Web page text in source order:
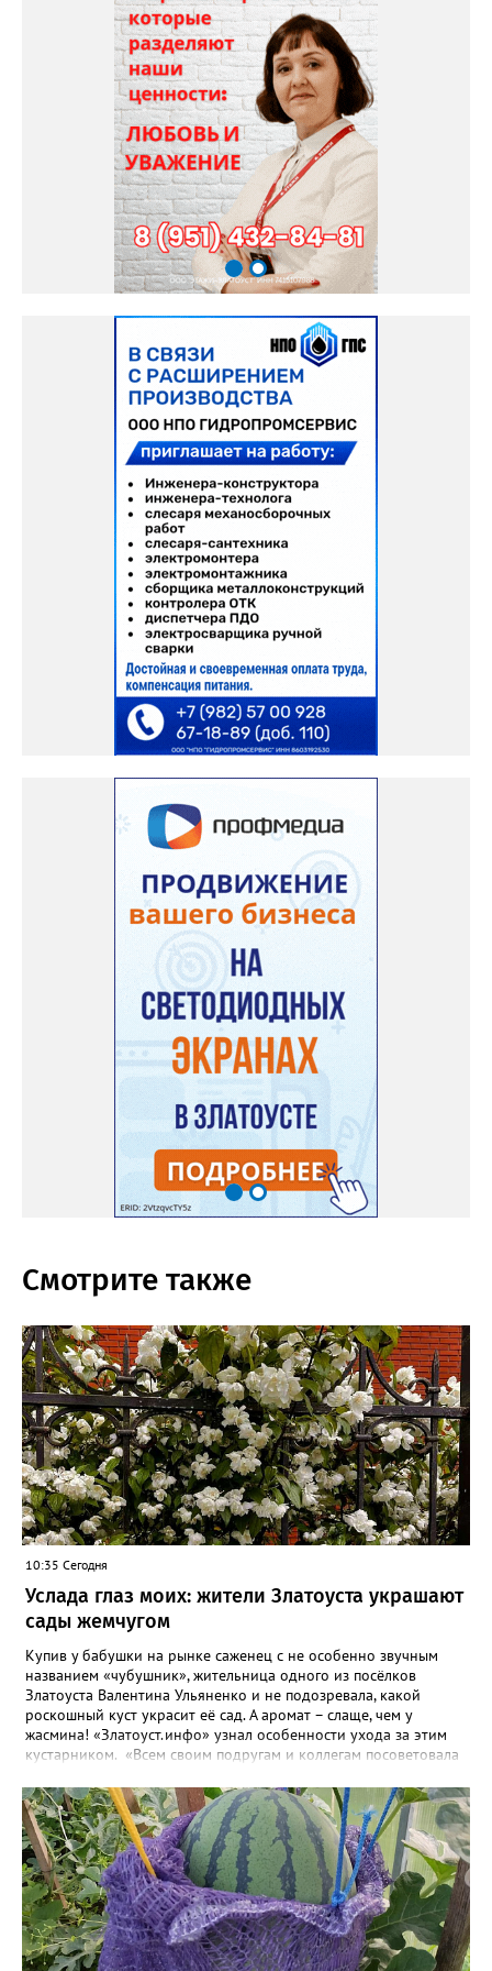
Смотрите также
10:35 Сегодня
Услада глаз моих: жители Златоуста украшают
сады жемчугом
Купив у бабушки на рынке саженец с не особенно звучным
названием «чубушник», жительница одного из посёлков
Златоуста Валентина Ульяненко и не подозревала, какой
роскошный куст украсит её сад. А аромат – слаще, чем у
жасмина! «Златоуст.инфо» узнал особенности ухода за этим
кустарником. «Всем своим подругам и коллегам посоветовала
городе всё больше, - рассказала нашему порталу Валентина. – У
меня растёт, на мой взгляд, самый красивый сорт – «Жемчуг».
Моему кусту (на фото) четыре года, достаточно компактный.
Махровые цветки - диаметром шесть сантиметров. Цветёт в
июле не менее трёх недель. Oчень ароматный, что редко
встречается у сортовых особeй. Не бойтесь подстригать - он
это любит. Если не знаете, чем украсить свой сад, сажайте
чубушник, не пожалеете!». «Жемчужные» цветы Валентина
сушит и зимой добавляет в чай. Следующей весной планирует